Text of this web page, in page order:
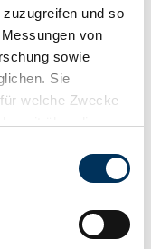
und so
von
sowie
Sie
welche Zwecke
Lage